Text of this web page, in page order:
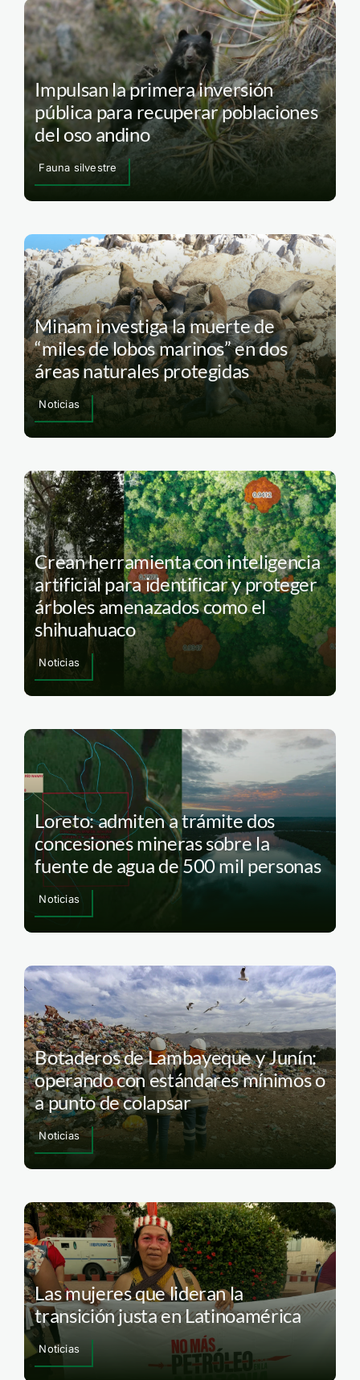
Impulsan la primera inversión
pública para recuperar poblaciones
del oso andino
Fauna silvestre
Minam investiga la muerte de
“miles de lobos marinos” en dos
áreas naturales protegidas
Noticias
Crean herramienta con inteligencia
artificial para identificar y proteger
árboles amenazados como el
shihuahuaco
Noticias
Loreto: admiten a trámite dos
concesiones mineras sobre la
fuente de agua de 500 mil personas
Noticias
Botaderos de Lambayeque y Junín:
operando con estándares mínimos o
a punto de colapsar
Noticias
Las mujeres que lideran la
transición justa en Latinoamérica
Noticias